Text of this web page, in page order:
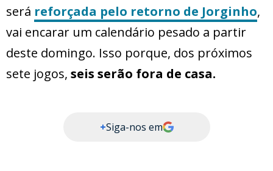
será reforçada pelo retorno de Jorginho,
vai encarar um calendário pesado a partir
deste domingo. Isso porque, dos próximos
sete jogos, seis serão fora de casa.
+Siga-nos em